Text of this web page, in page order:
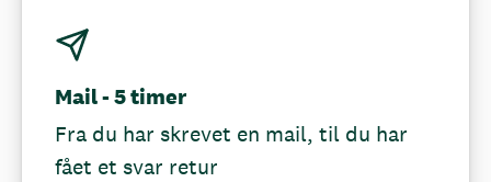
Mail - 5 timer
Fra du har skrevet en mail, til du har
fået et svar retur